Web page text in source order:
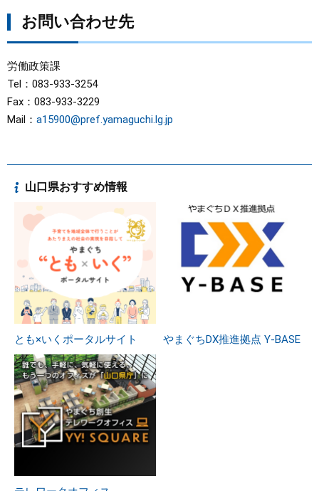
お問い合わせ先
労働政策課
Tel：083-933-3254
Fax：083-933-3229
Mail： a15900@pref.yamaguchi.lg.jp
山口県おすすめ情報
とも×いくポータルサイト やまぐちDX推進拠点 Y-BASE